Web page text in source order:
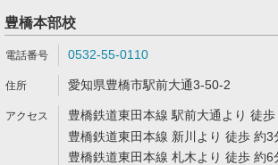
豊橋本部校
0532-55-0110
愛知県豊橋市駅前大通3-50-2
豊橋鉄道東田本線 駅前大通より 徒
豊橋鉄道東田本線 新川より 徒歩 約3
豊橋鉄道東田本線 札木より 徒歩 約6